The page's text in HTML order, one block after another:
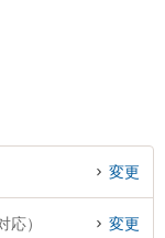
変更
応） 変更